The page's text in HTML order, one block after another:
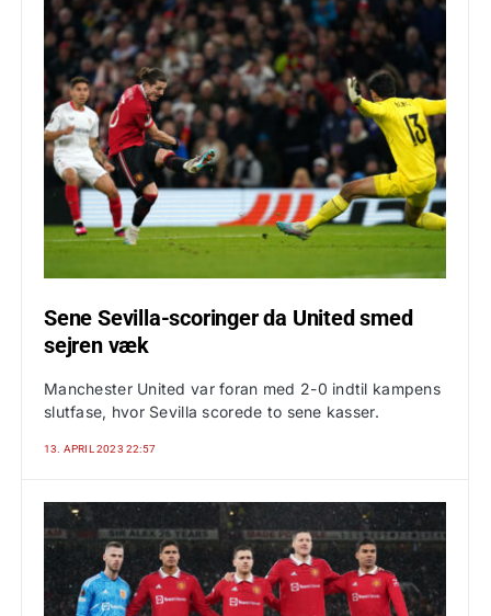
Sene Sevilla-scoringer da United smed
sejren væk
Manchester United var foran med 2-0 indtil kampens
slutfase, hvor Sevilla scorede to sene kasser.
13. APRIL 2023 22:57